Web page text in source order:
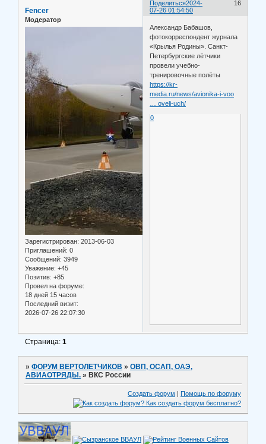
Поделиться 16
2024-
07-26 01:54:50
Fencer
Модератор
Зарегистрирован: 2013-06-03
Приглашений: 0
Сообщений: 3949
Уважение: +45
Позитив: +85
Провел на форуме:
18 дней 15 часов
Последний визит:
2026-07-26 22:07:30
Александр Бабашов,
фотокорреспондент журнала
«Крылья Родины». Санкт-
Петербургские лётчики
провели учебно-
тренировочные полёты
https://kr-
media.ru/news/avionika-i-voo
… oveli-uch/
0
Страница:1
»ФОРУМ ВЕРТОЛЕТЧИКОВ »ОВП, ОСАП, ОАЭ,
АВИАОТРЯДЫ. »ВКС России
Создать форум Помощь по форуму